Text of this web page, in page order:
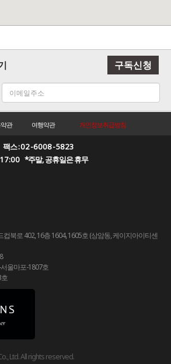
구독신청
관 여행약관 개인정보취급방침
팩스 :02-6008-5823
*주말, 공휴일은 휴무
북로 402, 16층 1604, 1605호 (상암동, 케이지아이티센
울마포-1807호
Ltd. All rights reserved.